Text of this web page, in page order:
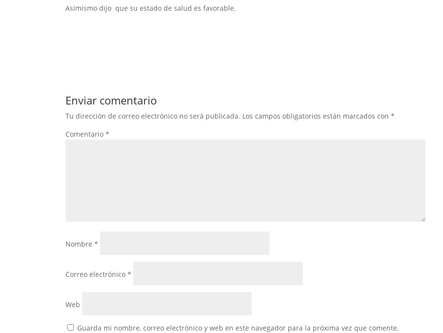
Asimismo dijo que su estado de salud es favorable.
Enviar comentario
Tu dirección de correo electrónico no será publicada. Los campos obligatorios están marcados con*
Comentario*
Nombre*
Correo electrónico*
Web
Guarda mi nombre, correo electrónico y web en este navegador para la próxima vez que comente.